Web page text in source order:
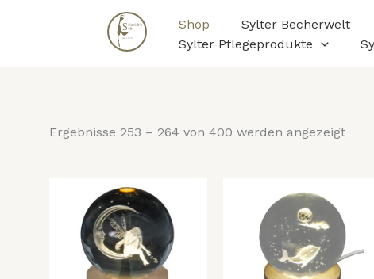
Shop Sylter Becherwelt
Sylter Pflegeprodukte
Ergebnisse 253 – 264 von 400 werden angezeigt